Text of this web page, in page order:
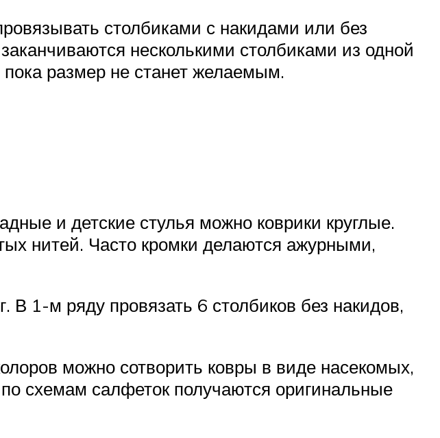
столбиками с накидами или без
несколькими столбиками из одной
пока размер не станет желаемым.
и детские стулья можно коврики круглые.
нитей. Часто кромки делаются ажурными,
В 1-м ряду провязать 6 столбиков без накидов,
можно сотворить ковры в виде насекомых,
схемам салфеток получаются оригинальные